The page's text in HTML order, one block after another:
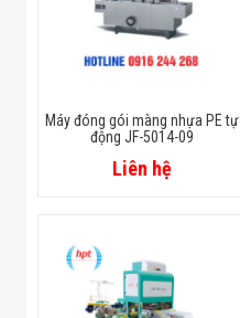
Máy đóng gói màng nhựa PE tự
động JF-5014-09
Liên hệ